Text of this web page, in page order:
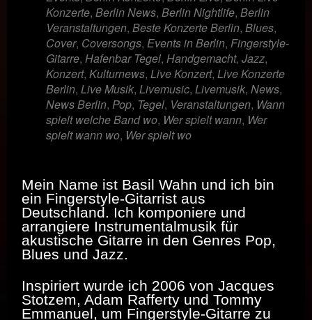
Konzerte, Berlin News, Berlin Nightlife, Berlin
Veranstaltungen, Beste Konzerte Berlin, Blues,
Cover, Coversongs, Events in Berlin, Fingerstyle-
Gitarre, Hafenbar Tegel, Handgemacht, Jazz,
Konzert, Kulturnews, Live Konzert, Live Konzerte
Berlin, Live Musik, Livemusic, Livemusik, News,
News Berlin, Pop, Tegel, Veranstaltungen, Wann
spielt welche Band wo, Wer spielt wann, Wer
spielt wann wo, Wer spielt wo
Mein Name ist Basil Wahn und ich bin
ein Fingerstyle-Gitarrist aus
Deutschland. Ich komponiere und
arrangiere Instrumentalmusik für
akustische Gitarre in den Genres Pop,
Blues und Jazz.
Inspiriert wurde ich 2006 von Jacques
Stotzem, Adam Rafferty und Tommy
Emmanuel, um Fingerstyle-Gitarre zu